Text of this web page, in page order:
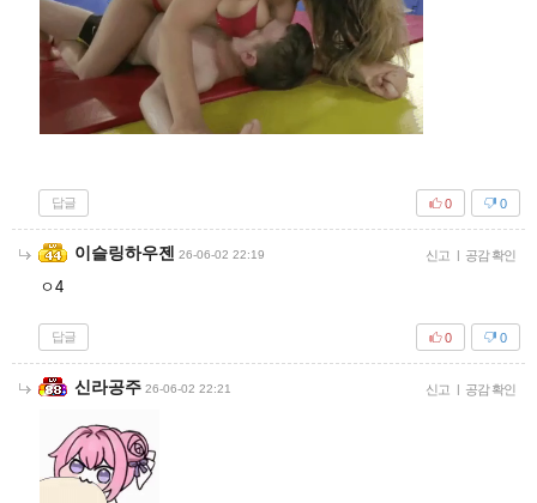
답글 0
0
이슬링하우젠 26-06-02 22:19 신고 | 공감 확인
ㅇ4
답글 0
0
신라공주 26-06-02 22:21 신고 | 공감 확인